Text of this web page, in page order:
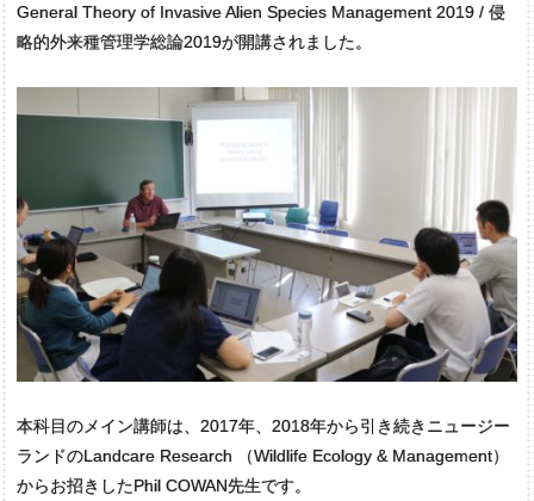
General Theory of Invasive Alien Species Management 2019 / 侵
略的外来種管理学総論2019が開講されました。
本科目のメイン講師は、2017年、2018年から引き続きニュージー
ランドのLandcare Research （Wildlife Ecology & Management）
からお招きしたPhil COWAN先生です。